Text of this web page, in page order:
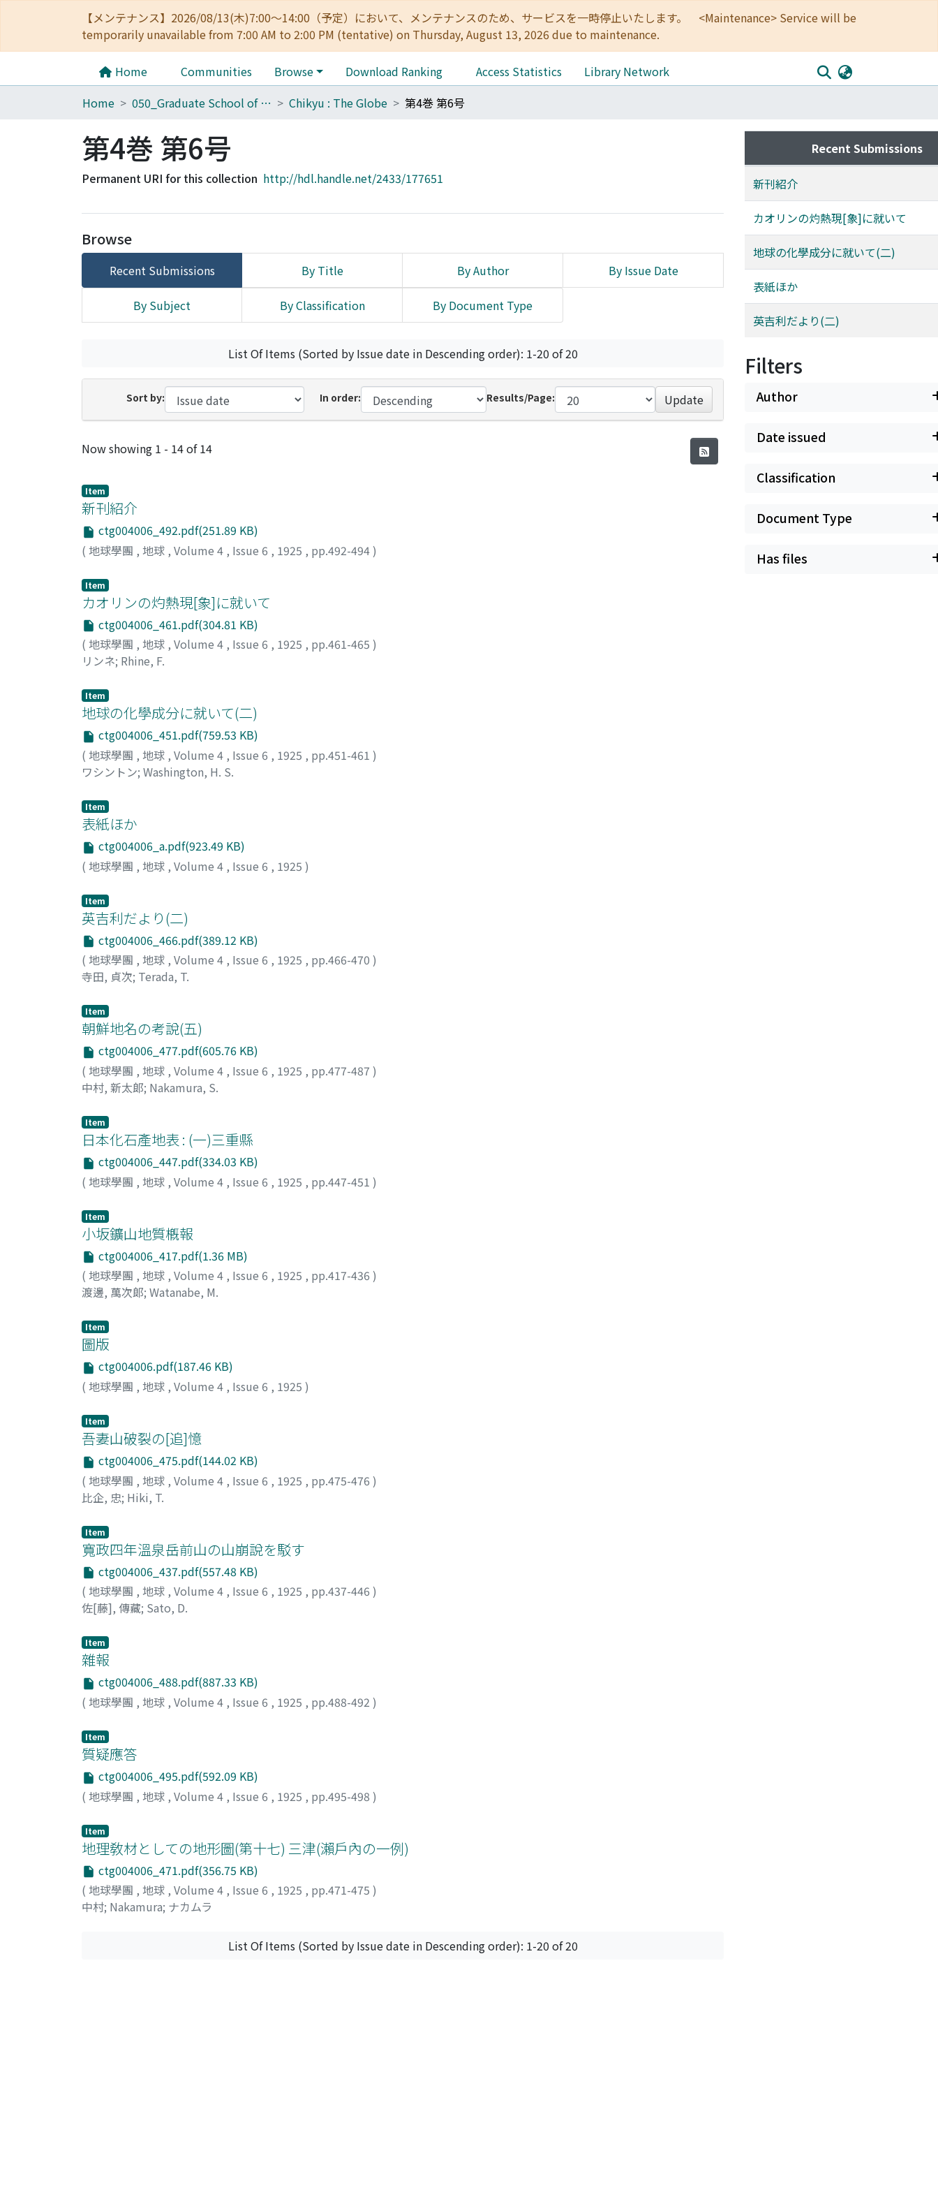
【メンテナンス】2026/08/13(木)7:00～14:00（予定）において、メンテナンスのため、サービスを一時停止いたします。 <Maintenance> Service will be
temporarily unavailable from 7:00 AM to 2:00 PM (tentative) on Thursday, August 13, 2026 due to maintenance.
Home Communities Browse Download Ranking Access Statistics
Library Network
Home
050_Graduate School of Science Chikyu : The Globe 第4巻 第6号
第4巻 第6号
Permanent URI for this collection http://hdl.handle.net/2433/177651
Browse
Recent Submissions By Title By Author By Issue Date
By Subject By Classification By Document Type
List Of Items (Sorted by Issue date in Descending order): 1-20 of 20
Sort by: In order: Results/Page: Update
Recent Submissions
Now showing 1 - 14 of 14
Item
新刊紹介
ctg004006_492.pdf(251.89 KB)
( 地球學團 , 地球 , Volume 4 , Issue 6 , 1925 , pp.492-494)
Item
カオリンの灼熱現[象]に就いて
ctg004006_461.pdf(304.81 KB)
( 地球學團 , 地球 , Volume 4 , Issue 6 , 1925 , pp.461-465 )
リンネ; Rhine, F.
Item
地球の化學成分に就いて(二)
ctg004006_451.pdf(759.53 KB)
( 地球學團 , 地球 , Volume 4 , Issue 6 , 1925 , pp.451-461 )
ワシントン; Washington, H. S.
Item
表紙ほか
ctg004006_a.pdf(923.49 KB)
( 地球學團 , 地球 , Volume 4 , Issue 6 , 1925 )
Item
英吉利だより(二)
ctg004006_466.pdf(389.12 KB)
( 地球學團 , 地球 , Volume 4 , Issue 6 , 1925 , pp.466-470 )
寺田, 貞次; Terada, T.
Item
朝鮮地名の考說(五)
ctg004006_477.pdf(605.76 KB)
( 地球學團 , 地球 , Volume 4 , Issue 6 , 1925 , pp.477-487 )
中村, 新太郞; Nakamura, S.
Item
日本化石產地表 : (一)三重縣
ctg004006_447.pdf(334.03 KB)
( 地球學團 , 地球 , Volume 4 , Issue 6 , 1925 , pp.447-451 )
Item
小坂鑛山地質槪報
ctg004006_417.pdf(1.36 MB)
( 地球學團 , 地球 , Volume 4 , Issue 6 , 1925 , pp.417-436 )
渡邊, 萬次郞; Watanabe, M.
Item
圖版
ctg004006.pdf(187.46 KB)
( 地球學團 , 地球 , Volume 4 , Issue 6 , 1925 )
Item
吾妻山破裂の[追]憶
ctg004006_475.pdf(144.02 KB)
( 地球學團 , 地球 , Volume 4 , Issue 6 , 1925 , pp.475-476 )
比企, 忠; Hiki, T.
Item
寬政四年溫泉岳前山の山崩說を駁す
ctg004006_437.pdf(557.48 KB)
( 地球學團 , 地球 , Volume 4 , Issue 6 , 1925 , pp.437-446 )
佐[藤], 傳藏; Sato, D.
Item
雜報
ctg004006_488.pdf(887.33 KB)
( 地球學團 , 地球 , Volume 4 , Issue 6 , 1925 , pp.488-492 )
Item
質疑應答
ctg004006_495.pdf(592.09 KB)
( 地球學團 , 地球 , Volume 4 , Issue 6 , 1925 , pp.495-498 )
Item
地理敎材としての地形圖(第十七) 三津(瀨戶內の一例)
ctg004006_471.pdf(356.75 KB)
( 地球學團 , 地球 , Volume 4 , Issue 6 , 1925 , pp.471-475 )
中村; Nakamura; ナカムラ
List Of Items (Sorted by Issue date in Descending order): 1-20 of 20
Recent Submissions
新刊紹介
カオリンの灼熱現[象]に就いて
地球の化學成分に就いて(二)
表紙ほか
英吉利だより(二)
Filters
Author
Date issued
Classification
Document Type
Has files